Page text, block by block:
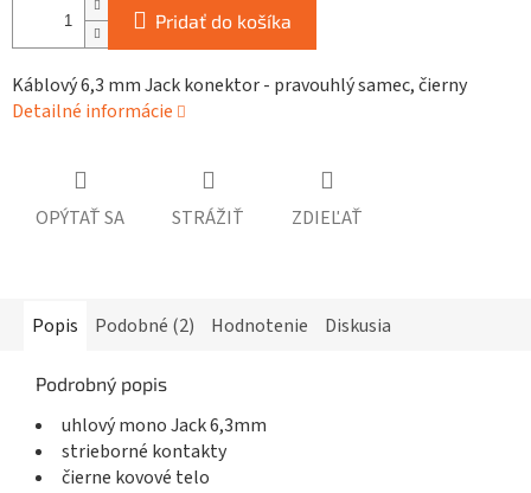
Pridať do košíka
Káblový 6,3 mm Jack konektor - pravouhlý samec, čierny
Detailné informácie
OPÝTAŤ SA STRÁŽIŤ ZDIEĽAŤ
Popis Podobné (2) Hodnotenie Diskusia
Podrobný popis
uhlový mono Jack 6,3mm
strieborné kontakty
čierne kovové telo